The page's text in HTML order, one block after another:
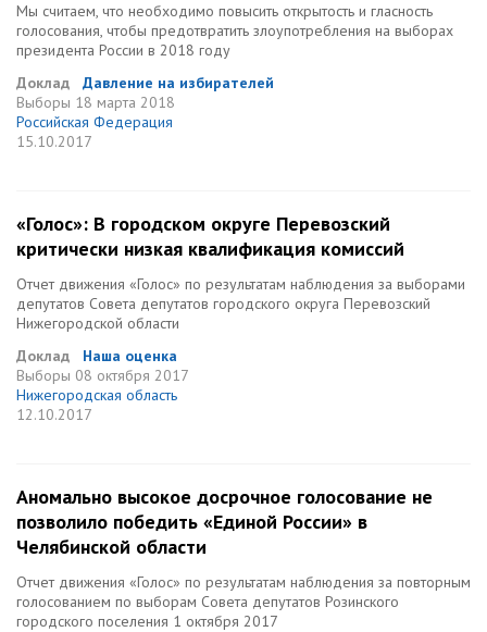
Мы считаем, что необходимо повысить открытость и гласность
голосования, чтобы предотвратить злоупотребления на выборах
президента России в 2018 году
Доклад
Давление на избирателей
Выборы 18 марта 2018
Российская Федерация
15.10.2017
«Голос»: В городском округе Перевозский
критически низкая квалификация комиссий
Отчет движения «Голос» по результатам наблюдения за выборами
депутатов Совета депутатов городского округа Перевозский
Нижегородской области
Доклад
Наша оценка
Выборы 08 октября 2017
Нижегородская область
12.10.2017
Аномально высокое досрочное голосование не
позволило победить «Единой России» в
Челябинской области
Отчет движения «Голос» по результатам наблюдения за повторным
голосованием по выборам Совета депутатов Розинского
городского поселения 1 октября 2017